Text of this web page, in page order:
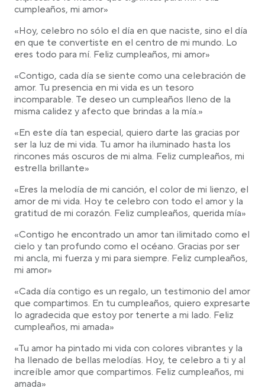
cumpleaños, mi amor»
«Hoy, celebro no sólo el día en que naciste, sino el día
en que te convertiste en el centro de mi mundo. Lo
eres todo para mí. Feliz cumpleaños, mi amor»
«Contigo, cada día se siente como una celebración de
amor. Tu presencia en mi vida es un tesoro
incomparable. Te deseo un cumpleaños lleno de la
misma calidez y afecto que brindas a la mía.»
«En este día tan especial, quiero darte las gracias por
ser la luz de mi vida. Tu amor ha iluminado hasta los
rincones más oscuros de mi alma. Feliz cumpleaños, mi
estrella brillante»
«Eres la melodía de mi canción, el color de mi lienzo, el
amor de mi vida. Hoy te celebro con todo el amor y la
gratitud de mi corazón. Feliz cumpleaños, querida mía»
«Contigo he encontrado un amor tan ilimitado como el
cielo y tan profundo como el océano. Gracias por ser
mi ancla, mi fuerza y mi para siempre. Feliz cumpleaños,
mi amor»
«Cada día contigo es un regalo, un testimonio del amor
que compartimos. En tu cumpleaños, quiero expresarte
lo agradecida que estoy por tenerte a mi lado. Feliz
cumpleaños, mi amada»
«Tu amor ha pintado mi vida con colores vibrantes y la
ha llenado de bellas melodías. Hoy, te celebro a ti y al
increíble amor que compartimos. Feliz cumpleaños, mi
amada»